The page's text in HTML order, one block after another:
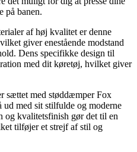
på banen.
af høj kvalitet er denne
giver enestående modstand
Dens specifikke design til
med dit køretøj, hvilket giver
sættet med støddæmper Fox
med sit stilfulde og moderne
og kvalitetsfinish gør det til en
tilføjer et strejf af stil og